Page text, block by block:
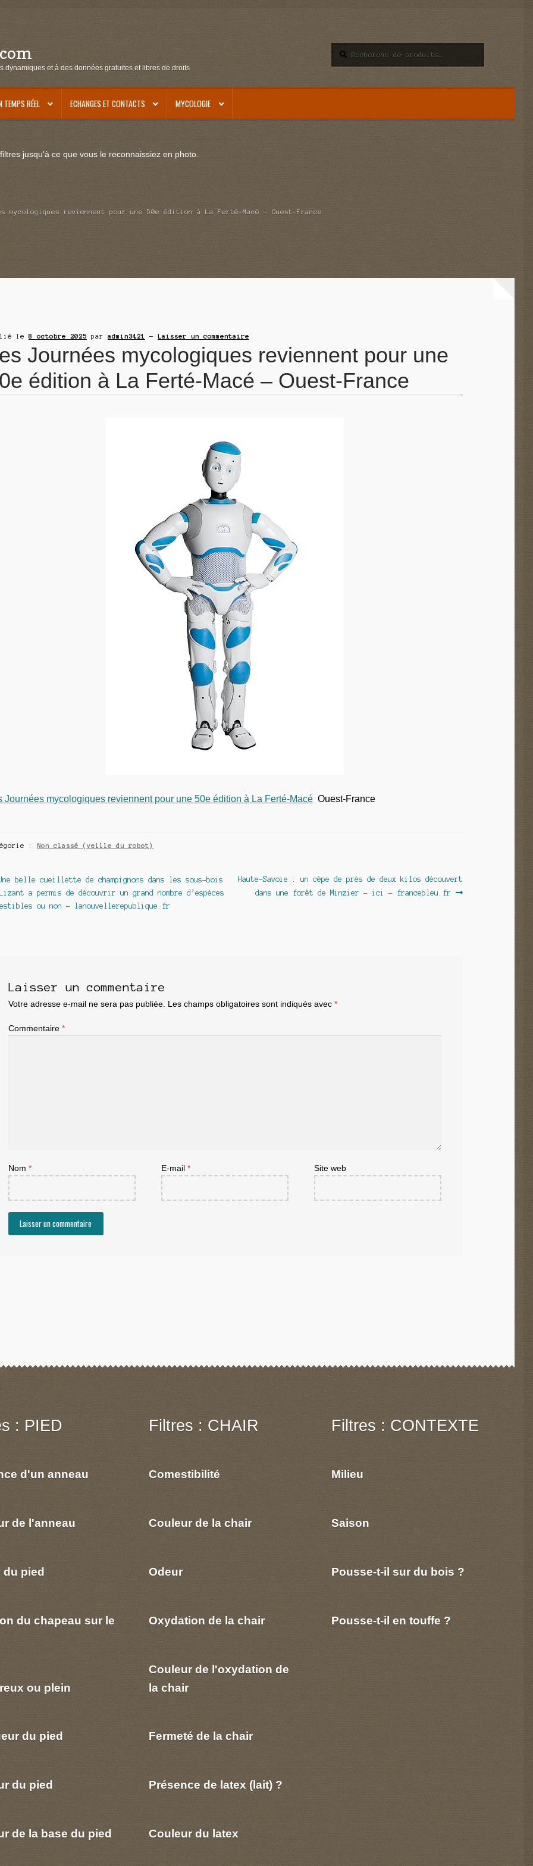
et à des données gratuites et libres de droits
pour :
TEMPS RÉEL ECHANGES ET CONTACTS MYCOLOGIE
jusqu'à ce que vous le reconnaissiez en photo.
mycologiques reviennent pour une 50e édition à La Ferté-Macé – Ouest-France
le8 octobre 2025 paradmin3421 — Laisser un commentaire
Journées mycologiques reviennent pour une
édition à La Ferté-Macé – Ouest-France
Journées mycologiques reviennent pour une 50e édition à La Ferté-MacéOuest-France
: Non classé (veille du robot)
précédent :
belle cueillette de champignons dans les sous-bois
a permis de découvrir un grand nombre d’espèces
ou non – lanouvellerepublique.fr
Article
suivant :
Haute-Savoie : un cèpe de près de deux kilos découvert
dans une forêt de Minzier – ici – francebleu.fr
Laisser un commentaire
Votre adresse e-mail ne sera pas publiée. Les champs obligatoires sont indiqués avec *
Commentaire *
Nom * E-mail * Site web
: PIED
d'un anneau
de l'anneau
du pied
du chapeau sur le
ou plein
du pied
du pied
de la base du pied
Filtres : CHAIR
Comestibilité
Couleur de la chair
Odeur
Oxydation de la chair
Couleur de l'oxydation de
la chair
Fermeté de la chair
Présence de latex (lait) ?
Couleur du latex
Filtres : CONTEXTE
Milieu
Saison
Pousse-t-il sur du bois ?
Pousse-t-il en touffe ?